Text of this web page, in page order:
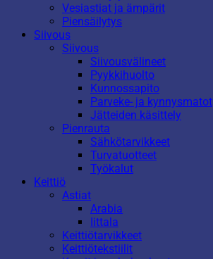
Vesiastiat ja ämpärit
Piensäilytys
Siivous
Siivous
Siivousvälineet
Pyykkihuolto
Kunnossapito
Parveke- ja kynnysmatot
Jätteiden käsittely
Pienrauta
Sähkötarvikkeet
Turvatuotteet
Työkalut
Keittiö
Astiat
Arabia
Iittala
Keittiötarvikkeet
Keittiötekstiilit